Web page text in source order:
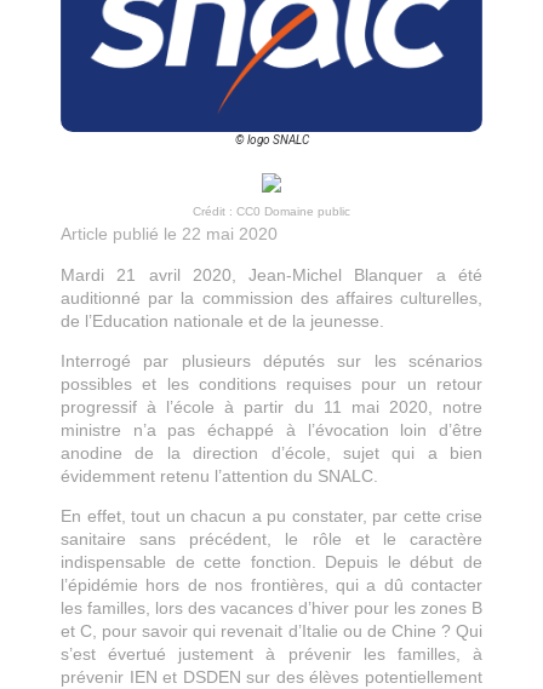
© logo SNALC
Crédit : CC0 Domaine public
Article publié le 22 mai 2020
Mardi 21 avril 2020, Jean-Michel Blanquer a été
auditionné par la commission des affaires culturelles,
de l’Education nationale et de la jeunesse.
Interrogé par plusieurs députés sur les scénarios
possibles et les conditions requises pour un retour
progressif à l’école à partir du 11 mai 2020, notre
ministre n’a pas échappé à l’évocation loin d’être
anodine de la direction d’école, sujet qui a bien
évidemment retenu l’attention du SNALC.
En effet, tout un chacun a pu constater, par cette crise
sanitaire sans précédent, le rôle et le caractère
indispensable de cette fonction. Depuis le début de
l’épidémie hors de nos frontières, qui a dû contacter
les familles, lors des vacances d’hiver pour les zones B
et C, pour savoir qui revenait d’Italie ou de Chine ? Qui
s’est évertué justement à prévenir les familles, à
prévenir IEN et DSDEN sur des élèves potentiellement